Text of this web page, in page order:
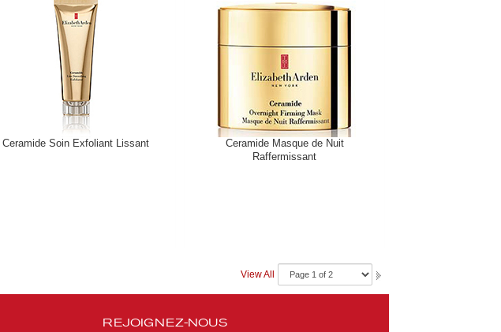
Ceramide Soin Exfoliant Lissant
Ceramide Masque de Nuit
Raffermissant
View All
REJOIGNEZ-NOUS